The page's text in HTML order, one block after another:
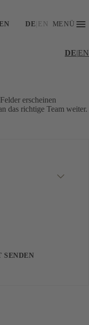
DE EN MENÜ
DE|EN
erscheinen
das richtige Team weiter.
SENDEN